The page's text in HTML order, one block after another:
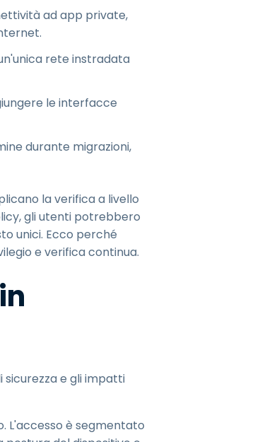
ad app private,
rete instradata
le interfacce
durante migrazioni,
la verifica a livello
gli utenti potrebbero
unici. Ecco perché
e verifica continua.
sicurezza e gli impatti
L'accesso è segmentato